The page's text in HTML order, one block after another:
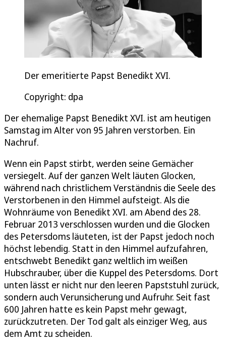
Der emeritierte Papst Benedikt XVI.
Copyright: dpa
Der ehemalige Papst Benedikt XVI. ist am heutigen
Samstag im Alter von 95 Jahren verstorben. Ein
Nachruf.
Wenn ein Papst stirbt, werden seine Gemächer
versiegelt. Auf der ganzen Welt läuten Glocken,
während nach christlichem Verständnis die Seele des
Verstorbenen in den Himmel aufsteigt. Als die
Wohnräume von Benedikt XVI. am Abend des 28.
Februar 2013 verschlossen wurden und die Glocken
des Petersdoms läuteten, ist der Papst jedoch noch
höchst lebendig. Statt in den Himmel aufzufahren,
entschwebt Benedikt ganz weltlich im weißen
Hubschrauber, über die Kuppel des Petersdoms. Dort
unten lässt er nicht nur den leeren Papststuhl zurück,
sondern auch Verunsicherung und Aufruhr. Seit fast
600 Jahren hatte es kein Papst mehr gewagt,
zurückzutreten. Der Tod galt als einziger Weg, aus
dem Amt zu scheiden.